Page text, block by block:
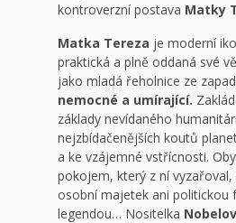
kontroverzní postava Matky
Matka Tereza je moderní
praktická a plně oddaná své
jako mladá řeholnice ze
nemocné a umírající.
základy nevídaného
nejzbídačenějších koutů
a ke vzájemné vstřícnosti.
pokojem, který z ní
osobní majetek ani politickou
legendou… Nositelka